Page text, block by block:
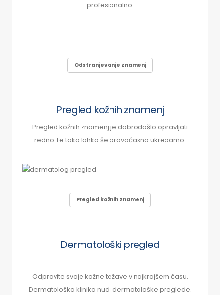
profesionalno.
Odstranjevanje znamenj
Pregled kožnih znamenj
Pregled kožnih znamenj je dobrodošlo opravljati
redno. Le tako lahko še pravočasno ukrepamo.
Pregled kožnih znamenj
Dermatološki pregled
Odpravite svoje kožne težave v najkrajšem času.
Dermatološka klinika nudi dermatološke preglede.